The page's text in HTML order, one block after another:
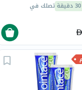
30 دقيقة تصلك في